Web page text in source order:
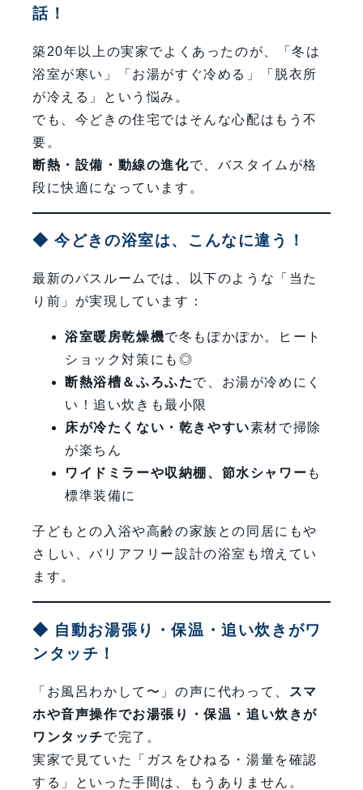
話！
築20年以上の実家でよくあったのが、「冬は
浴室が寒い」「お湯がすぐ冷める」「脱衣所
が冷える」という悩み。
でも、今どきの住宅ではそんな心配はもう不
要。
断熱・設備・動線の進化で、バスタイムが格
段に快適になっています。
◆ 今どきの浴室は、こんなに違う！
最新のバスルームでは、以下のような「当た
り前」が実現しています：
浴室暖房乾燥機で冬もぽかぽか。ヒート
ショック対策にも◎
断熱浴槽＆ふろふたで、お湯が冷めにく
い！追い炊きも最小限
床が冷たくない・乾きやすい素材で掃除
が楽ちん
ワイドミラーや収納棚、節水シャワー も
標準装備に
子どもとの入浴や高齢の家族との同居にもや
さしい、バリアフリー設計の浴室も増えてい
ます。
◆ 自動お湯張り・保温・追い炊きがワ
ンタッチ！
「お風呂わかして〜」の声に代わって、
スマ
ホや音声操作でお湯張り・保温・追い炊きが
ワンタッチで完了。
実家で見ていた「ガスをひねる・湯量を確認
する」といった手間は、もうありません。